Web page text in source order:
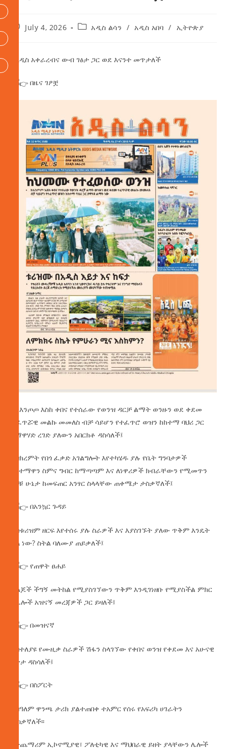
July 4, 2026 አዲስ ልሳን / አዲስ አበባ / ኢትዮጵያ
ከአዲስ አቀራረብና ውብ ገፅታ ጋር ወደ እናንተ መጥታለች
በዜና ገፆቿ
· ከእንጦጦ እስከ ቀበና የተሰራው የወንዝ ዳርቻ ልማት ወንዙን ወደ ቀደመ
ተፈጥሯዊ መልኩ መመለስ ብቻ ሳይሆን የተፈጥሮ ወዝን ከከተማ ባህሪ ጋር
በማዋሃድ ረገድ ያለውን አበርክቶ ዳስሳለች፤
• በክረምት የበጎ ፈቃድ አገልግሎት እየተካሄዱ ያሉ የቤት ግንባታዎች
የከተማዋን ስምና ግብር ከማጣጣም እና ለነዋሪዎች ክብራቸውን የሚመጥን
ምቹ ሁኔታ ከመፍጠር አንፃር ስላላቸው ጠቀሜታ ታስቃኛለች፤
በአንኳር ጉዳይ
• በቱሪዝም ዘርፍ እየተሰሩ ያሉ ስራዎች እና እያስገኙት ያለው ጥቅም እንዴት
ያለ ነው? ስትል ባለሙያ ጠይቃለች፤
የጠዋት ፀሐይ
• ልጆች ችግኝ መትከል የሚያስገኘውን ጥቅም እንዲገነዘቡ የሚያስችል ምክር
ከሌሎች አዝናኝ መረጃዎች ጋር ይዛለች፤
በመዝናኛ
• በተለያዩ የሙዚቃ ስራዎች ሽፋን ስላገኘው የቀበና ወንዝ የቀደመ እና አሁናዊ
ገጽታ ዳስሳለች፤
በስፖርት
• በዓለም ዋንጫ ታሪክ ያልተጠበቀ ተአምር የሰሩ የአፍሪካ ሀገራትን
ታስቃኛለች፡፡
በተጨማሪም ኢኮኖሚያዊ፣ ፖለቲካዊ እና ማህበራዊ ይዘት ያላቸውን ሌሎች